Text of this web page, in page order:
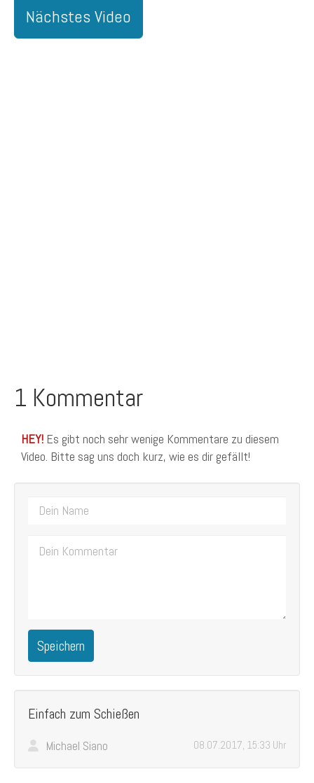
Nächstes Video
1 Kommentar
HEY! Es gibt noch sehr wenige Kommentare zu diesem
Video. Bitte sag uns doch kurz, wie es dir gefällt!
Speichern
Einfach zum Schießen
Michael Siano 08.07.2017, 15:33 Uhr